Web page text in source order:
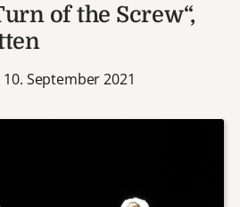
of the Screw“,
September 2021